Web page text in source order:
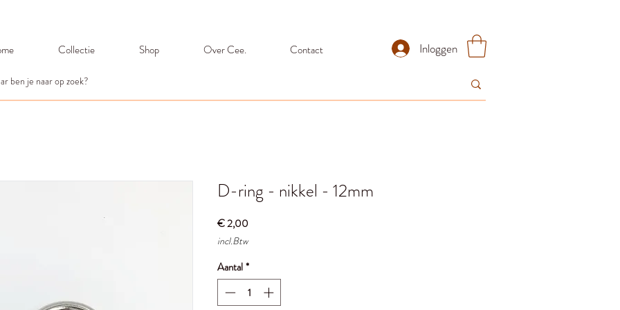
Inloggen
Collectie Shop Over Cee. Contact
D-ring - nikkel - 12mm
€ 2,00Prijs
incl.Btw
Aantal*